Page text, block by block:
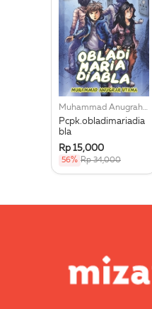
Muhammad Anugrah Utama
Pcpk.obladimariadia
bla
Rp 15,000
56% Rp 34,000